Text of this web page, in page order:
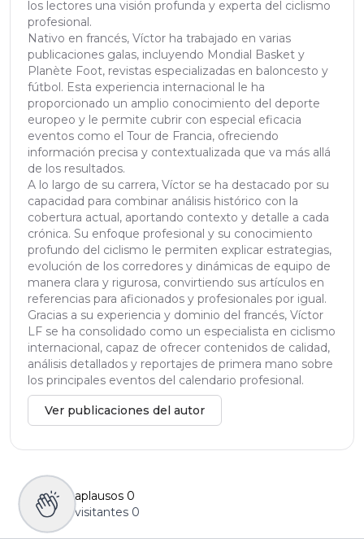
los lectores una visión profunda y experta del ciclismo
profesional.
Nativo en francés, Víctor ha trabajado en varias
publicaciones galas, incluyendo Mondial Basket y
Planète Foot, revistas especializadas en baloncesto y
fútbol. Esta experiencia internacional le ha
proporcionado un amplio conocimiento del deporte
europeo y le permite cubrir con especial eficacia
eventos como el Tour de Francia, ofreciendo
información precisa y contextualizada que va más allá
de los resultados.
A lo largo de su carrera, Víctor se ha destacado por su
capacidad para combinar análisis histórico con la
cobertura actual, aportando contexto y detalle a cada
crónica. Su enfoque profesional y su conocimiento
profundo del ciclismo le permiten explicar estrategias,
evolución de los corredores y dinámicas de equipo de
manera clara y rigurosa, convirtiendo sus artículos en
referencias para aficionados y profesionales por igual.
Gracias a su experiencia y dominio del francés, Víctor
LF se ha consolidado como un especialista en ciclismo
internacional, capaz de ofrecer contenidos de calidad,
análisis detallados y reportajes de primera mano sobre
los principales eventos del calendario profesional.
Ver publicaciones del autor
aplausos 0
visitantes 0